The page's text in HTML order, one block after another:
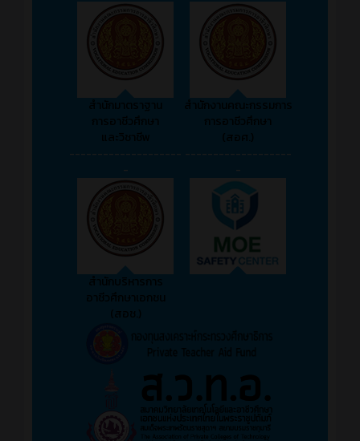
สำนักมาตราฐาน
การอาชีวศึกษา
และวิชาชีพ
สำนักงานคณะกรรมการ
การอาชีวศึกษา
(สอศ.)
--------------------
-
-------------------
-
สำนักบริหารการ
อาชีวศึกษาเอกชน
(สอช.)